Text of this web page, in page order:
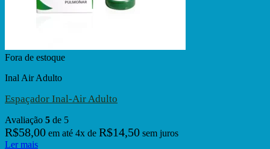
Fora de estoque
Inal Air Adulto
Espaçador Inal-Air Adulto
Avaliação 5 de 5
R$58,00 em até 4x de R$14,50 sem juros
Ler mais